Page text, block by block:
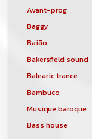
Avant-prog
Baggy
Baião
Bakersfield sound
Balearic trance
Bambuco
Musique baroque
Bass house